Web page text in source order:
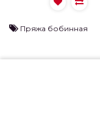
Пряжа бобинная